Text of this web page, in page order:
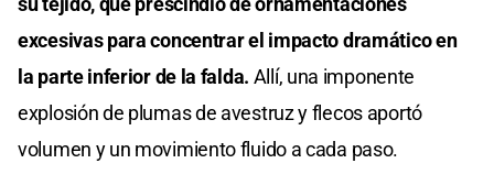
excesivas para concentrar el impacto dramático en
la parte inferior de la falda. Allí, una imponente
explosión de plumas de avestruz y flecos aportó
volumen y un movimiento fluido a cada paso.